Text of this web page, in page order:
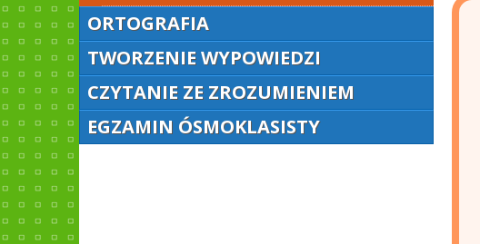
ORTOGRAFIA
TWORZENIE WYPOWIEDZI
CZYTANIE ZE ZROZUMIENIEM
EGZAMIN ÓSMOKLASISTY